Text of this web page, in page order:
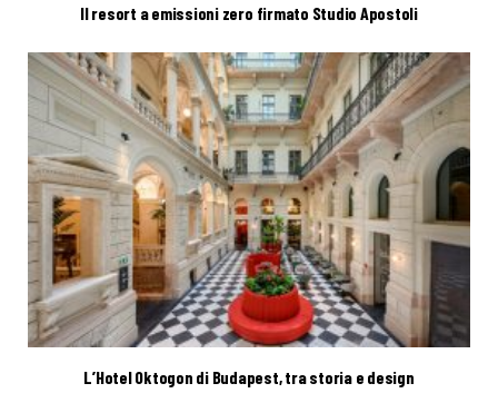
Il resort a emissioni zero firmato Studio Apostoli
L’Hotel Oktogon di Budapest, tra storia e design